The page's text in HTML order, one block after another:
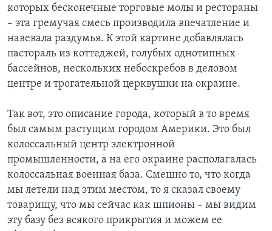
которых бесконечные торговые молы и рестораны
– эта гремучая смесь производила впечатление и
навевала раздумья. К этой картине добавлялась
пастораль из коттеджей, голубых однотипных
бассейнов, нескольких небоскребов в деловом
центре и трогательной церквушки на окраине.
Так вот, это описание города, который в то время
был самым растущим городом Америки. Это был
колоссальный центр электронной
промышленности, а на его окраине располагалась
колоссальная военная база. Смешно то, что когда
мы летели над этим местом, то я сказал своему
товарищу, что мы сейчас как шпионы – мы видим
эту базу без всякого прикрытия и можем ее